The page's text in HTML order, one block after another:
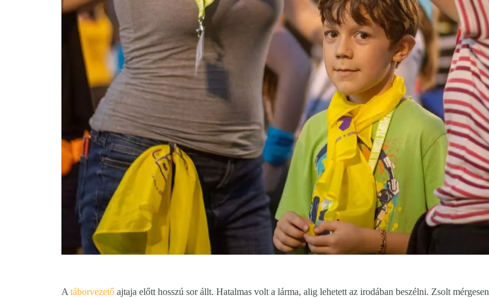
A táborvezető ajtaja előtt hosszú sor állt. Hatalmas volt a lárma, alig lehetett az irodában beszélni. Zsolt mérgesen